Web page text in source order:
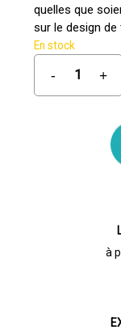
quelles que
sur le design de
En stock
à